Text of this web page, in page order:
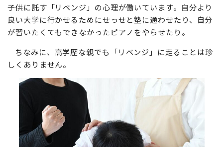
かされ、子供を勉強やスポーツなどに駆り立てるのです。
そこにはしばしば、親が、自分が叶えられなかった夢を
子供に託す「リベンジ」の心理が働いています。自分より
良い大学に行かせるためにせっせと塾に通わせたり、自分
が習いたくてもできなかったピアノをやらせたり。
ちなみに、高学歴な親でも「リベンジ」に走ることは珍